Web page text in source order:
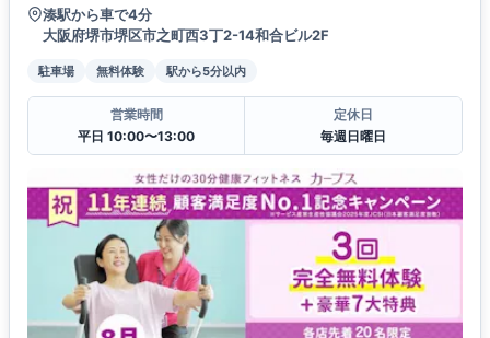
湊駅から車で4分
大阪府堺市堺区市之町西3丁2-14和合ビル2F
駐車場 無料体験 駅から5分以内
営業時間
平日 10:00〜13:00
定休日
毎週日曜日